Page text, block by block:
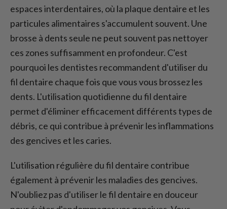
espaces interdentaires, où la plaque dentaire et les
particules alimentaires s'accumulent souvent. Une
brosse à dents seule ne peut souvent pas nettoyer
ces zones suffisamment en profondeur. C'est
pourquoi les dentistes recommandent d'utiliser du
fil dentaire chaque fois que vous vous brossez les
dents. L'utilisation quotidienne du fil dentaire
permet d'éliminer efficacement différents types de
débris, ce qui contribue à prévenir les inflammations
des gencives et les caries.
L'utilisation régulière du fil dentaire contribue
également à prévenir les maladies des gencives.
N'oubliez pas d'utiliser le fil dentaire en douceur